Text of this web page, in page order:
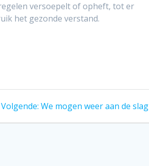
versoepelt of opheft, tot er
het gezonde verstand.
Volgende: Volgend
We mogen weer aan de slag